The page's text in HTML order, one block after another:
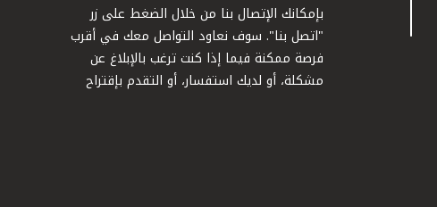
بإمكانك الإتصال بنا من خلال الضغط على زر
"اتصل بنا". سوف نعاود التواصل معك في أقرب
فرصة ممكنة فيما إذا كنت ترغب بالإبلاغ عن
مشكلة، أو لديك استفسار، أو التقدم بإقتراح